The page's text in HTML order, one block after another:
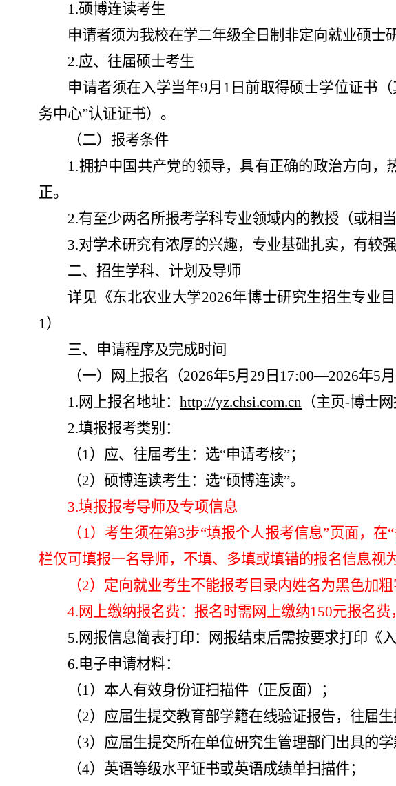
1.硕博连读考生
申请者须为我校在学二年级全日制非定向就业硕士
2.应、往届硕士考生
申请者须在入学当年9月1日前取得硕士学位证书
务中心”认证证书）。
（二）报考条件
1.拥护中国共产党的领导，具有正确的政治方向
正。
2.有至少两名所报考学科专业领域内的教授（或相
3.对学术研究有浓厚的兴趣，专业基础扎实，有较
二、招生学科、计划及导师
详见《东北农业大学2026年博士研究生招生专业
1）
三、申请程序及完成时间
（一）网上报名
（2026年5月29日17:00—2026年5月
1.网上报名地址：http://yz.chsi.com.cn （主页-博士网
2.填报报考类别：
（1）应、往届考生：选“申请考核”；
（2）硕博连读考生：选“硕博连读”。
3.填报报考导师及专项信息
（1）考生须在第3步“填报个人报考信息”页面，
栏仅可填报一名导师，不填、多填或填错的报名信息视
（2）定向就业考生不能报考目录内姓名为黑色加粗
4.网上缴纳报名费：报名时需网上缴纳150元报名费
5.网报信息简表打印：网报结束后需按要求打印《
6.电子申请材料：
（1）本人有效身份证扫描件（正反面）；
（2） 应届生提交教育部学籍在线验证报告，往届生
（3）应届生提交所在单位研究生管理部门出具的学
（4）英语等级水平证书或英语成绩单扫描件；